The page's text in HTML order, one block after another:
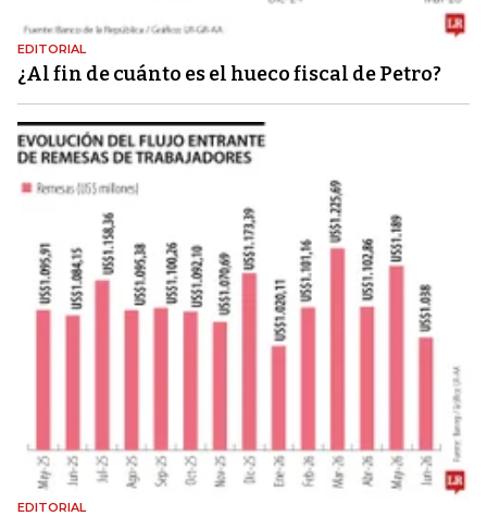
EDITORIAL
¿Al fin de cuánto es el hueco fiscal de Petro?
EDITORIAL